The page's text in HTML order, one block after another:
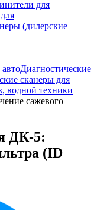
для
(дилерские
Диагностические
сканеры для
водной техники
сажевого
ДК-5:
(ID